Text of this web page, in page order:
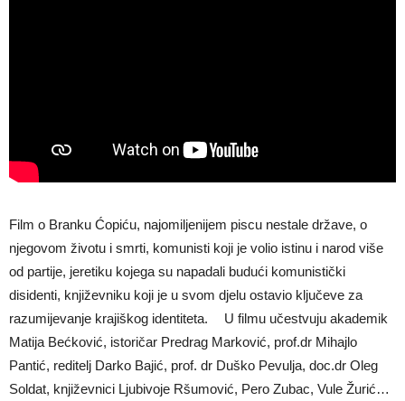
Film o Branku Ćopiću, najomiljenijem piscu nestale države, o
njegovom životu i smrti, komunisti koji je volio istinu i narod više
od partije, jeretiku kojega su napadali budući komunistički
disidenti, književniku koji je u svom djelu ostavio ključeve za
razumijevanje krajiškog identiteta. U filmu učestvuju akademik
Matija Bećković, istoričar Predrag Marković, prof.dr Mihajlo
Pantić, reditelj Darko Bajić, prof. dr Duško Pevulja, doc.dr Oleg
Soldat, književnici Ljubivoje Ršumović, Pero Zubac, Vule Žurić…